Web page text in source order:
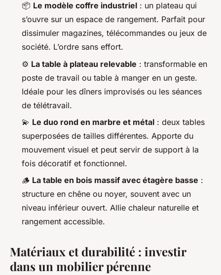
📦 Le modèle coffre industriel : un plateau qui
s’ouvre sur un espace de rangement. Parfait pour
dissimuler magazines, télécommandes ou jeux de
société. L’ordre sans effort.
⚙️ La table à plateau relevable : transformable en
poste de travail ou table à manger en un geste.
Idéale pour les dîners improvisés ou les séances
de télétravail.
💫 Le duo rond en marbre et métal : deux tables
superposées de tailles différentes. Apporte du
mouvement visuel et peut servir de support à la
fois décoratif et fonctionnel.
🪵 La table en bois massif avec étagère basse :
structure en chêne ou noyer, souvent avec un
niveau inférieur ouvert. Allie chaleur naturelle et
rangement accessible.
Matériaux et durabilité : investir
dans un mobilier pérenne